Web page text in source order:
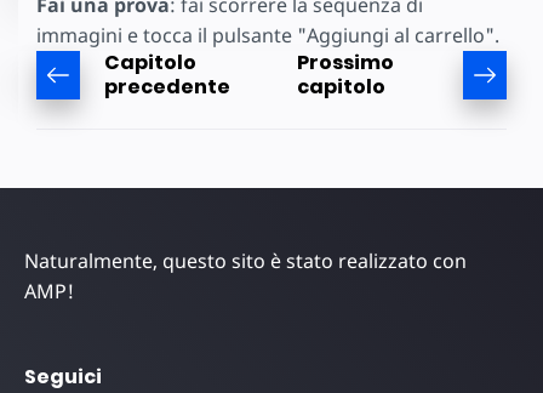
immagini e tocca il pulsante "Aggiungi al carrello".
Capitolo
precedente
Prossimo
capitolo
Naturalmente, questo sito è stato realizzato con
AMP!
Seguici